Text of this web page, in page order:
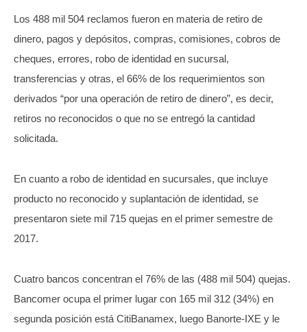
Los 488 mil 504 reclamos fueron en materia de retiro de
dinero, pagos y depósitos, compras, comisiones, cobros de
cheques, errores, robo de identidad en sucursal,
transferencias y otras, el 66% de los requerimientos son
derivados “por una operación de retiro de dinero”, es decir,
retiros no reconocidos o que no se entregó la cantidad
solicitada.
En cuanto a robo de identidad en sucursales, que incluye
producto no reconocido y suplantación de identidad, se
presentaron siete mil 715 quejas en el primer semestre de
2017.
Cuatro bancos concentran el 76% de las (488 mil 504) quejas.
Bancomer ocupa el primer lugar con 165 mil 312 (34%) en
segunda posición está CitiBanamex, luego Banorte-IXE y le